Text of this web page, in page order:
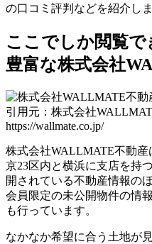
の口コミ評判などを紹介しま
ここでしか閲覧
豊富な株式会社
引用元：株式会社
https://wallmate.co.jp/
株式会社WALLMATE不動
京23区内と横浜に支店を持
開されている不動産情報の
会員限定の未公開物件の情
も行っています。
なかなか希望に合う土地が